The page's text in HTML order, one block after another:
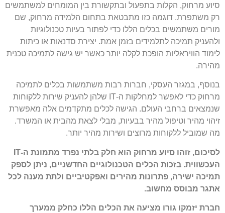
סיוע מרחוק, הקלות בתפעול ובתקשורת בין המומחים למשתמשים
רק משתפרת. דוגמה כזו מתבטאת בתחום הלמידה מרחוק, שם
מורים משתמשים בכלים הללו כדי לפתור בעיות טכנולוגיות
ולהעניק תמיכה לתלמידים בזמן אמת. יצירת סדנאות או כיתות
לימוד הוויראליות הופכת לקלה יותר כאשר יש גישה לתמיכה טכנית
מהירה.
בנוסף, במגזר העסקי, חברות רבות משתמשות בכלים לתמיכה
מרחוק כדי לאפשר למחלקות ה-IT שלהן להעניק שירות ללקוחות
שנמצאים ברחבי העולם. הגישה לכלים מתקדמים אלה מאפשרת
זיהוי מהיר וטיפול מהיר בבעיות, מבלי לצאת מהבית או המשרד.
מה שמוביל ללקוחות מרוצים ושירות מהיר יותר.
לסיכום, זוהו סיוע מרחוק הוא חלק בלתי נפרד מתמונת ה-IT
העכשווית. בזכות הכלים הטכנולוגיים החדשניים, ניתן לספק
תמיכה ישירה, פתרונות מהירים ואפקטיביים ולתת מענה לכל
אתגר מבוסס מחשוב.
חברת יזמקו גורו מציעה את הכלים הללו כחלק ממערך